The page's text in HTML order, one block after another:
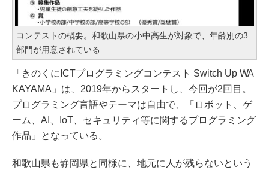
コンテストの概要。和歌山県の小中高生が対象で、年齢別の3
部門が用意されている
「きのくにICTプログラミングコンテスト Switch Up WA
KAYAMA」は、2019年からスタートし、今回が2回目。
プログラミング言語やテーマは自由で、「ロボット、ゲ
ーム、AI、IoT、セキュリティ等に関するプログラミング
作品」となっている。
和歌山県も静岡県と同様に、地元に人が残らないという